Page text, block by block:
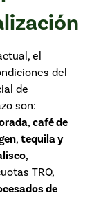
el
del
de
son:
, café de
, tequila y
,
TRQ,
de